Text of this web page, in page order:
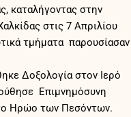
καταλήγοντας στην
στις 7 Απριλίου
τμήματα παρουσίασαν
Δοξολογία στον Ιερό
Επιμνημόσυνη
Ηρώο των Πεσόντων.